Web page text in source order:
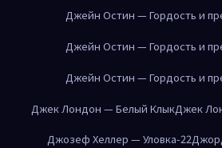
Джейн Остин — Гордость и
Джейн Остин — Гордость и
Джейн Остин — Гордость и
Джек Лондон — Белый КлыкДжек
Джозеф Хеллер — Уловка-22